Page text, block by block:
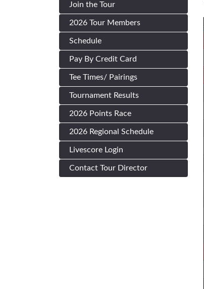
Join the Tour
2026 Tour Members
Schedule
Pay By Credit Card
Tee Times/ Pairings
Tournament Results
2026 Points Race
2026 Regional Schedule
Livescore Login
Contact Tour Director